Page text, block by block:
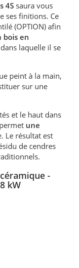
4Ssaura vous
ses finitions. Ce
(OPTION) afin
bois en
laquelle il se
peint à la main,
sur une
et le haut dans
une
Le résultat est
de cendres
-
kW